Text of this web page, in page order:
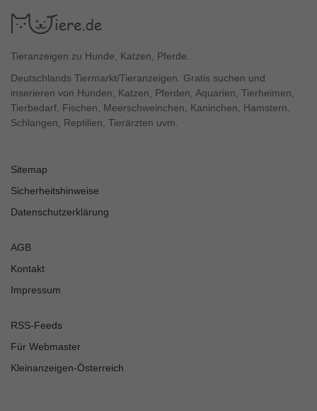
Tieranzeigen zu Hunde, Katzen, Pferde.
Deutschlands Tiermarkt/Tieranzeigen. Gratis suchen und
inserieren von Hunden, Katzen, Pferden, Aquarien, Tierheimen,
Tierbedarf, Fischen, Meerschweinchen, Kaninchen, Hamstern,
Schlangen, Reptilien, Tierärzten uvm.
Sitemap
Sicherheitshinweise
Datenschutzerklärung
AGB
Kontakt
Impressum
RSS-Feeds
Für Webmaster
Kleinanzeigen-Österreich